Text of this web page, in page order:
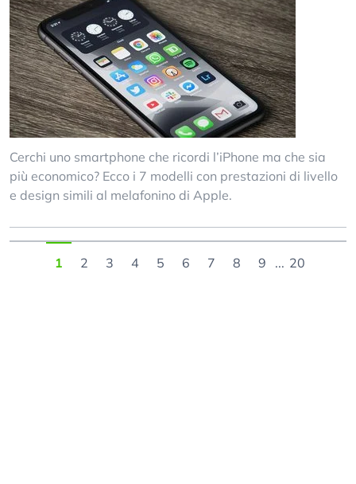
Cerchi uno smartphone che ricordi l’iPhone ma che sia
più economico? Ecco i 7 modelli con prestazioni di livello
e design simili al melafonino di Apple.
1 2 3 4 5 6 7 8 9 ... 20